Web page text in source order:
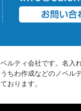
ルティ会社です。名入
ちわ作成などのノベルテ
おります。